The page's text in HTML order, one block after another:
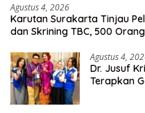
Agustus 4, 2026
Karutan Surakarta Tinjau
dan Skrining TBC, 500
Agustus 4,
Dr. Jusuf
Terapkan